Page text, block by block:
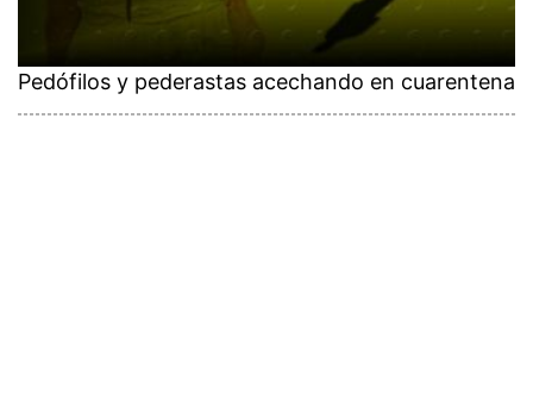
Pedófilos y pederastas acechando en cuarentena